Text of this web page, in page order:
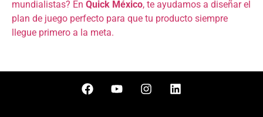
mundialistas? En Quick México, te ayudamos a diseñar el
plan de juego perfecto para que tu producto siempre
llegue primero a la meta.